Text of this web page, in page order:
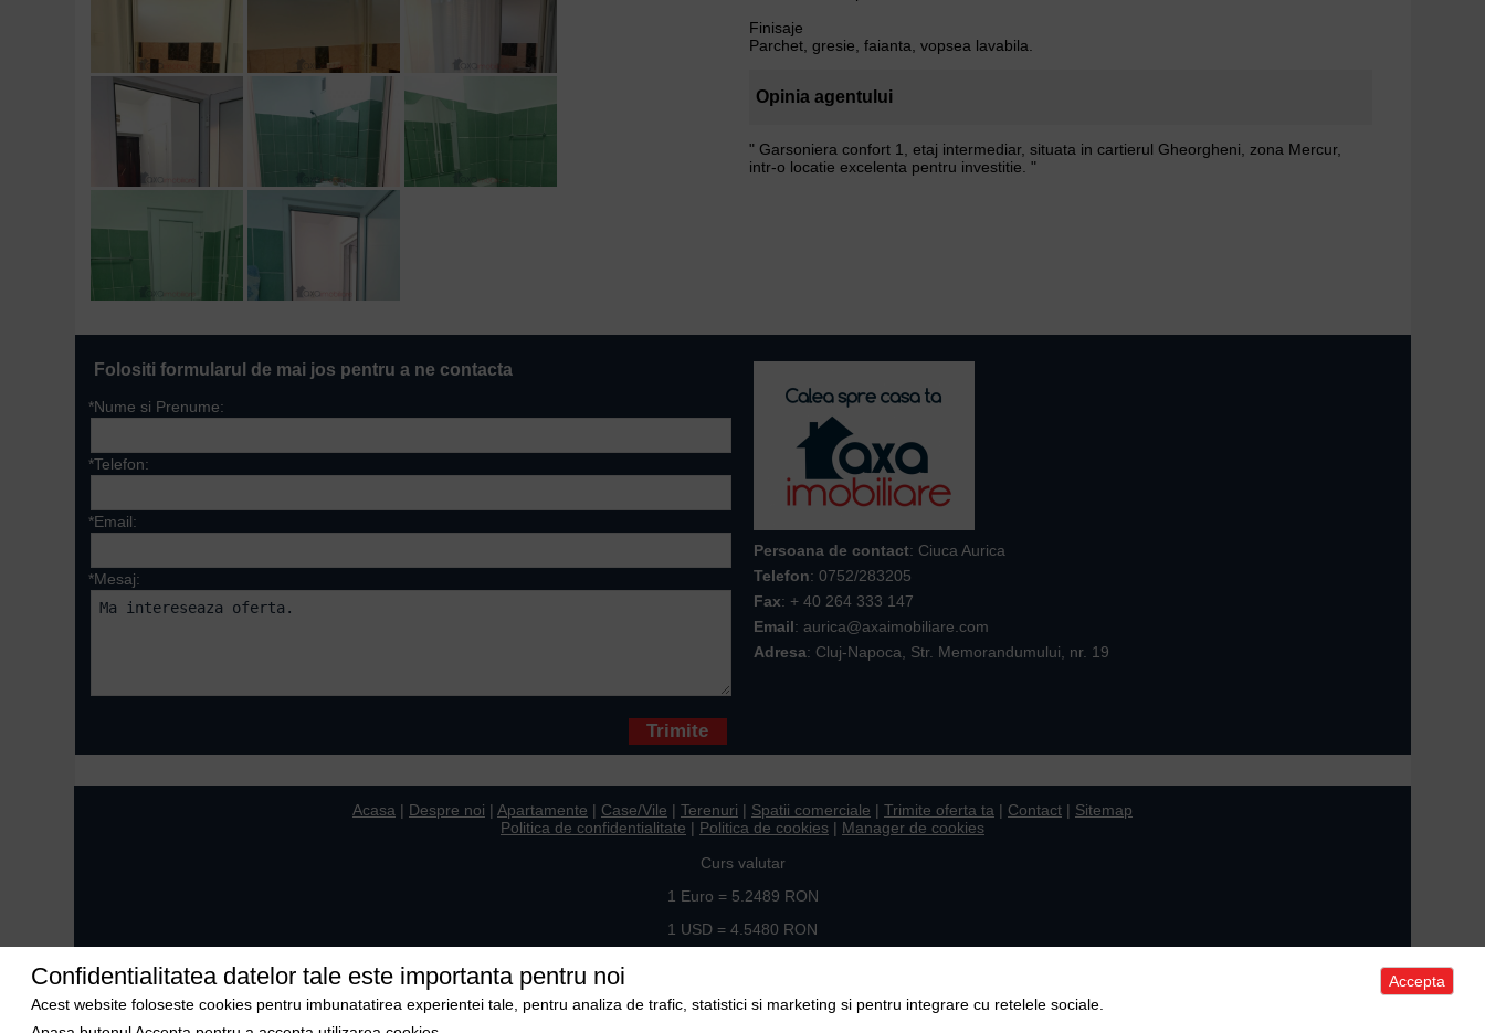
Finisaje
Parchet, gresie, faianta, vopsea lavabila.
Opinia agentului
" Garsoniera confort 1, etaj intermediar, situata in cartierul Gheorgheni, zona Mercur,
intr-o locatie excelenta pentru investitie. "
Folositi formularul de mai jos pentru a ne contacta
*Nume si Prenume:
*Telefon:
*Email:
*Mesaj:
Persoana de contact: Ciuca Aurica
Telefon: 0752/283205
Fax: + 40 264 333 147
Email: aurica@axaimobiliare.com
Adresa: Cluj-Napoca, Str. Memorandumului, nr. 19
Acasa | Despre noi | Apartamente | Case/Vile | Terenuri | Spatii comerciale | Trimite oferta ta | Contact | Sitemap
Politica de confidentialitate | Politica de cookies | Manager de cookies
Curs valutar
1 Euro = 5.2489 RON
1 USD = 4.5480 RON
Confidentialitatea datelor tale este importanta pentru noi
Acest website foloseste cookies pentru imbunatatirea experientei tale, pentru analiza de trafic, statistici si marketing si pentru integrare cu retelele sociale.
Accepta